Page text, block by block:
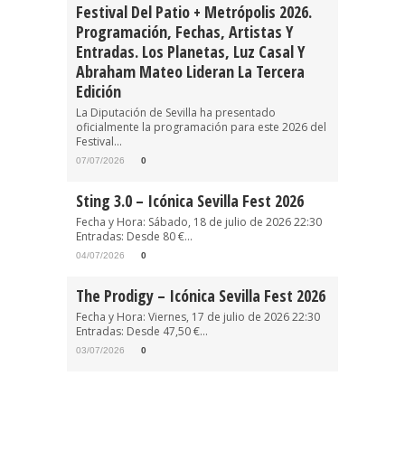
Festival Del Patio + Metrópolis 2026.
Programación, Fechas, Artistas Y
Entradas. Los Planetas, Luz Casal Y
Abraham Mateo Lideran La Tercera
Edición
La Diputación de Sevilla ha presentado
oficialmente la programación para este 2026 del
Festival...
07/07/2026 0
Sting 3.0 – Icónica Sevilla Fest 2026
Fecha y Hora: Sábado, 18 de julio de 2026 22:30
Entradas: Desde 80 €...
04/07/2026 0
The Prodigy – Icónica Sevilla Fest 2026
Fecha y Hora: Viernes, 17 de julio de 2026 22:30
Entradas: Desde 47,50 €...
03/07/2026 0